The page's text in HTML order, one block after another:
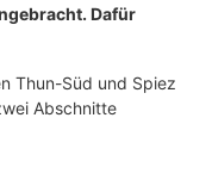
Dafür
Thun-Süd und Spiez
Abschnitte